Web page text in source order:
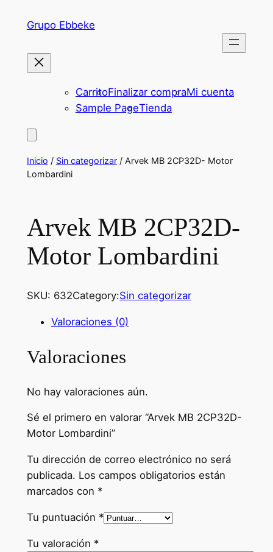
Grupo Ebbeke
CarritoFinalizar compraMi cuenta
Sample PageTienda
Inicio / Sin categorizar/ Arvek MB 2CP32D- Motor
Lombardini
Arvek MB 2CP32D-
Motor Lombardini
SKU: 632Category:Sin categorizar
Valoraciones (0)
Valoraciones
No hay valoraciones aún.
Sé el primero en valorar “Arvek MB 2CP32D-
Motor Lombardini”
Tu dirección de correo electrónico no será
publicada. Los campos obligatorios están
marcados con *
Tu puntuación *
Tu valoración *